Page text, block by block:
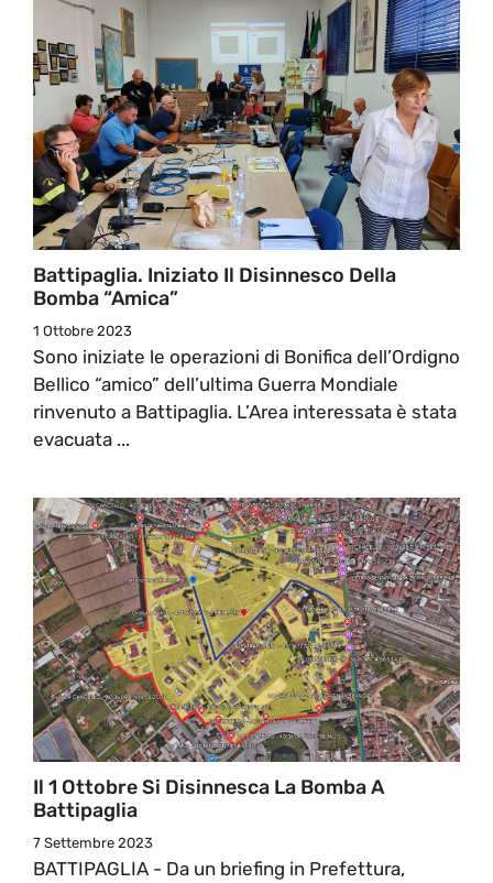
Battipaglia. Iniziato Il Disinnesco Della
Bomba “amica”
1 Ottobre 2023
Sono iniziate le operazioni di Bonifica dell’Ordigno
Bellico “amico” dell’ultima Guerra Mondiale
rinvenuto a Battipaglia. L’Area interessata è stata
evacuata ...
Il 1 Ottobre Si Disinnesca La Bomba A
Battipaglia
7 Settembre 2023
BATTIPAGLIA - Da un briefing in Prefettura,